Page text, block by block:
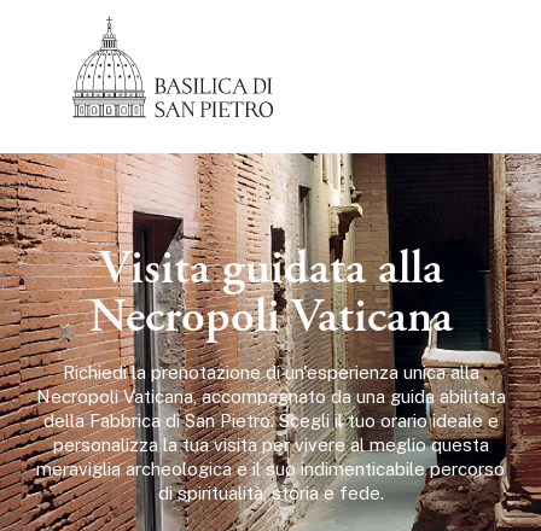
Visita guidata alla
Necropoli Vaticana
Richiedi la prenotazione di un'esperienza unica alla
Necropoli Vaticana, accompagnato da una guida abilitata
della Fabbrica di San Pietro. Scegli il tuo orario ideale e
personalizza la tua visita per vivere al meglio questa
meraviglia archeologica e il suo indimenticabile percorso
di spiritualità, storia e fede.